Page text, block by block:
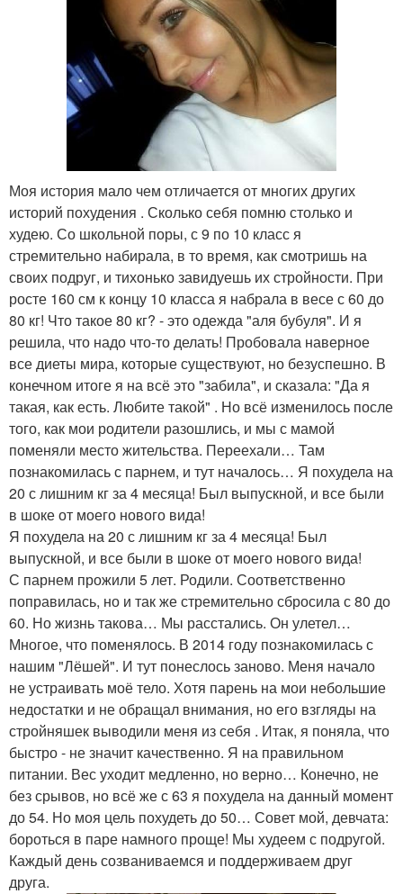
Моя история мало чем отличается от многих других
историй похудения . Сколько себя помню столько и
худею. Со школьной поры, с 9 по 10 класс я
стремительно набирала, в то время, как смотришь на
своих подруг, и тихонько завидуешь их стройности. При
росте 160 см к концу 10 класса я набрала в весе с 60 до
80 кг! Что такое 80 кг? - это одежда "аля бубуля". И я
решила, что надо что-то делать! Пробовала наверное
все диеты мира, которые существуют, но безуспешно. В
конечном итоге я на всё это "забила", и сказала: "Да я
такая, как есть. Любите такой" . Но всё изменилось после
того, как мои родители разошлись, и мы с мамой
поменяли место жительства. Переехали… Там
познакомилась с парнем, и тут началось… Я похудела на
20 с лишним кг за 4 месяца! Был выпускной, и все были
в шоке от моего нового вида!
Я похудела на 20 с лишним кг за 4 месяца! Был
выпускной, и все были в шоке от моего нового вида!
С парнем прожили 5 лет. Родили. Соответственно
поправилась, но и так же стремительно сбросила с 80 до
60. Но жизнь такова… Мы расстались. Он улетел…
Многое, что поменялось. В 2014 году познакомилась с
нашим "Лёшей". И тут понеслось заново. Меня начало
не устраивать моё тело. Хотя парень на мои небольшие
недостатки и не обращал внимания, но его взгляды на
стройняшек выводили меня из себя . Итак, я поняла, что
быстро - не значит качественно. Я на правильном
питании. Вес уходит медленно, но верно… Конечно, не
без срывов, но всё же с 63 я похудела на данный момент
до 54. Но моя цель похудеть до 50… Совет мой, девчата:
бороться в паре намного проще! Мы худеем с подругой.
Каждый день созваниваемся и поддерживаем друг
друга.